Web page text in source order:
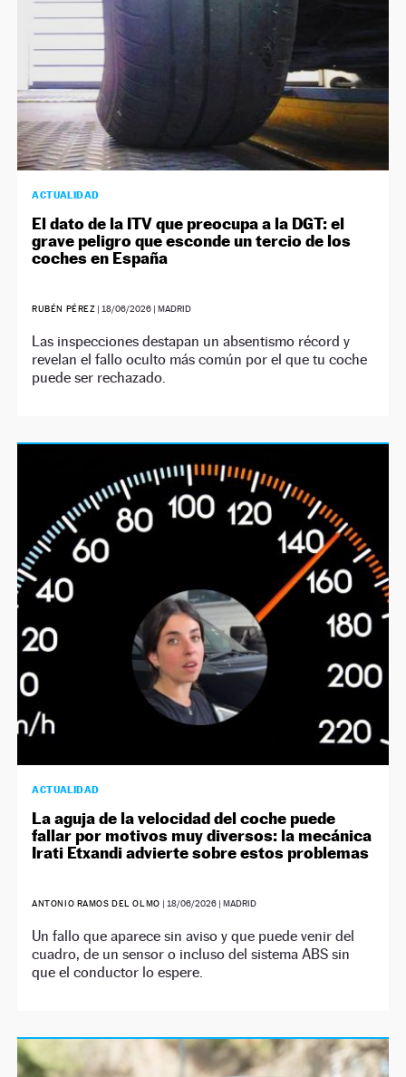
ACTUALIDAD
El dato de la ITV que preocupa a la DGT: el
grave peligro que esconde un tercio de los
coches en España
RUBÉN PÉREZ | 18/06/2026 | MADRID
Las inspecciones destapan un absentismo récord y
revelan el fallo oculto más común por el que tu coche
puede ser rechazado.
ACTUALIDAD
La aguja de la velocidad del coche puede
fallar por motivos muy diversos: la mecánica
Irati Etxandi advierte sobre estos problemas
ANTONIO RAMOS DEL OLMO | 18/06/2026| MADRID
Un fallo que aparece sin aviso y que puede venir del
cuadro, de un sensor o incluso del sistema ABS sin
que el conductor lo espere.